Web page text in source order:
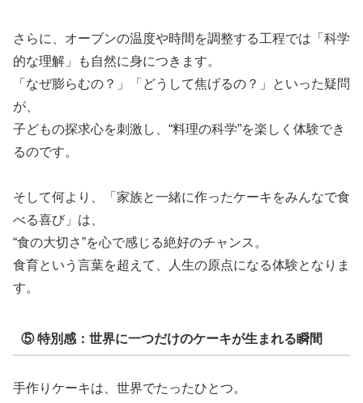
さらに、オーブンの温度や時間を調整する工程では「科学
的な理解」も自然に身につきます。
「なぜ膨らむの？」「どうして焦げるの？」といった疑問
が、
子どもの探求心を刺激し、“料理の科学”を楽しく体験でき
るのです。
そして何より、「家族と一緒に作ったケーキをみんなで食
べる喜び」は、
“食の大切さ”を心で感じる絶好のチャンス。
食育という言葉を超えて、人生の原点になる体験となりま
す。
⑤ 特別感：世界に一つだけのケーキが生まれる瞬間
手作りケーキは、世界でたったひとつ。